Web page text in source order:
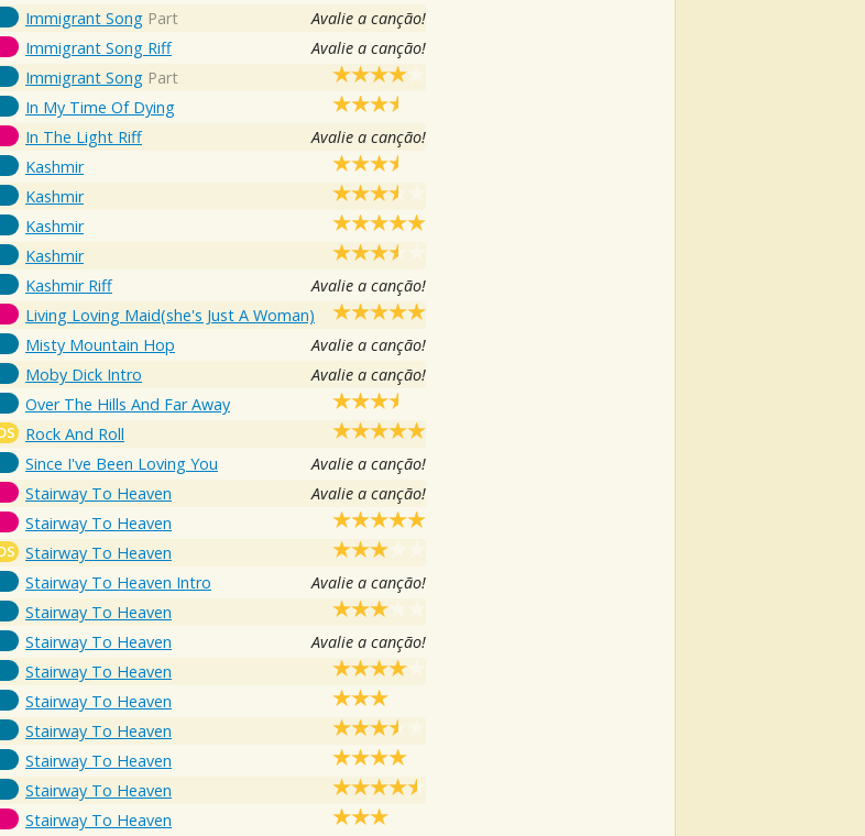
Immigrant Song Part Avalie a canção!
Immigrant Song Riff Avalie a canção!
Immigrant Song Part
In My Time Of Dying
In The Light Riff Avalie a canção!
Kashmir
Kashmir
Kashmir
Kashmir
Kashmir Riff Avalie a canção!
Living Loving Maid(she's Just A Woman)
Misty Mountain Hop Avalie a canção!
Moby Dick Intro Avalie a canção!
Over The Hills And Far Away
Rock And Roll
Since I've Been Loving You Avalie a canção!
Stairway To Heaven Avalie a canção!
Stairway To Heaven
Stairway To Heaven
Stairway To Heaven Intro Avalie a canção!
Stairway To Heaven
Stairway To Heaven Avalie a canção!
Stairway To Heaven
Stairway To Heaven
Stairway To Heaven
Stairway To Heaven
Stairway To Heaven
Stairway To Heaven